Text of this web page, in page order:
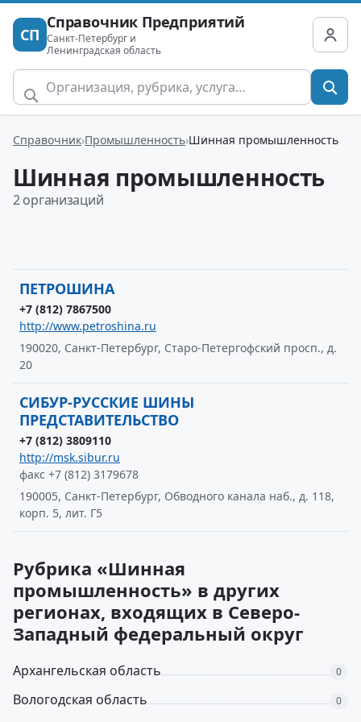
СП
Справочник Предприятий
Санкт-Петербург и
Ленинградская область
Справочник Промышленность Шинная промышленность
Шинная промышленность
2 организаций
ПЕТРОШИНА
+7 (812) 7867500
http://www.petroshina.ru
190020, Санкт-Петербург, Старо-Петергофский просп., д.
20
СИБУР-РУССКИЕ ШИНЫ
ПРЕДСТАВИТЕЛЬСТВО
+7 (812) 3809110
http://msk.sibur.ru
факс +7 (812) 3179678
190005, Санкт-Петербург, Обводного канала наб., д. 118,
корп. 5, лит. Г5
Рубрика «Шинная
промышленность» в других
регионах, входящих в Северо-
Западный федеральный округ
Архангельская область 0
Вологодская область 0